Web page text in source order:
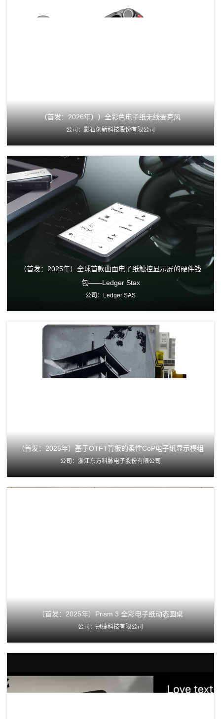
（首发：2026年））全彩色电子纸无线麦克风
公司：影石创新科技股份有限公司
（首发：2025年）全球首款曲面电子纸触控显示屏的硬件钱
包——Ledger Stax
公司：Ledger SAS
（首发：2025年）基于OTFT背板的柔性CoP电子纸显示模组
公司：浙江东方科脉电子股份有限公司
（首发：2025年）Prism 3 全彩电子纸动态圆桌
公司：冠捷科技有限公司